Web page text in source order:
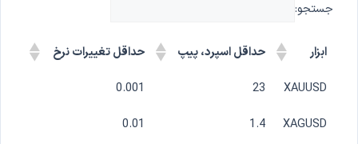
جستجو:
ابزار حداقل اسپرد، پیپ حداقل تغییرات نرخ
XAUUSD
23
0.001
XAGUSD
1.4
0.01